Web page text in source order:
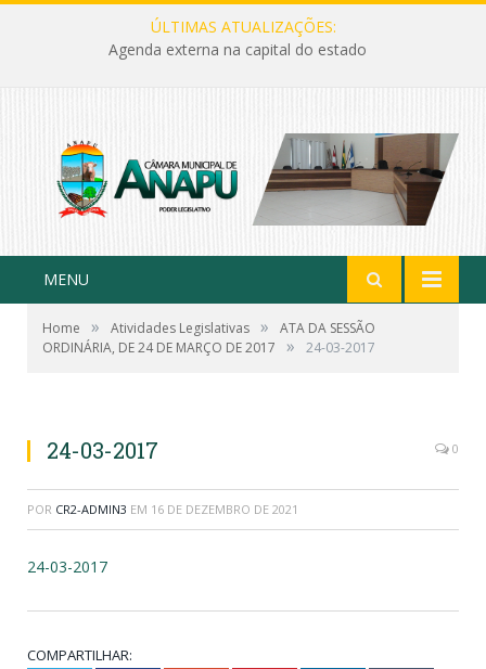
ÚLTIMAS ATUALIZAÇÕES:
Agenda externa na capital do estado
MENU
Home » Atividades Legislativas »
ATA DA SESSÃO
ORDINÁRIA, DE 24 DE MARÇO DE 2017
» 24-03-2017
24-03-2017 0
POR CR2-ADMIN3 EM 16 DE DEZEMBRO DE 2021
24-03-2017
COMPARTILHAR: